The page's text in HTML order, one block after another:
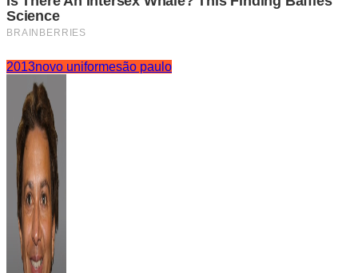
2013novo uniformesão paulo